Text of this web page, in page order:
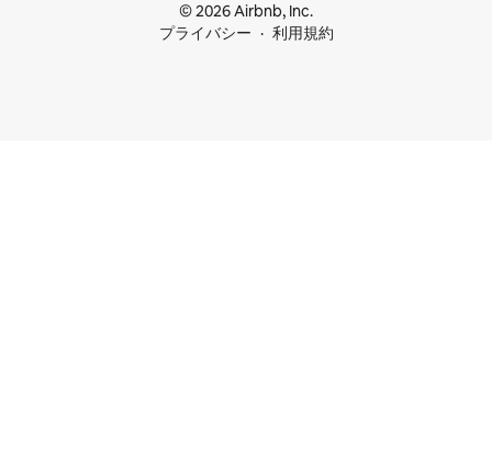
© 2026 Airbnb, Inc.
プライバシー
利用規約